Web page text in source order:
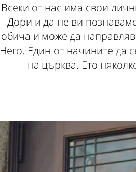
Всеки от нас има свои
Дори и да не ви
обича и може да
Него. Един от начините да
на църква. Ето